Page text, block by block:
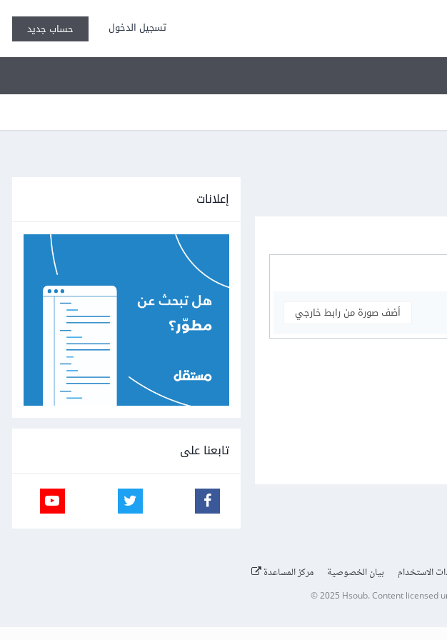
تسجيل الدخول حساب جديد
أضف صورة من رابط خارجي
إعلانات
تابعنا على
الاستخدام بيان الخصوصية مركز المساعدة
© 2025 Hsoub.Content licensed